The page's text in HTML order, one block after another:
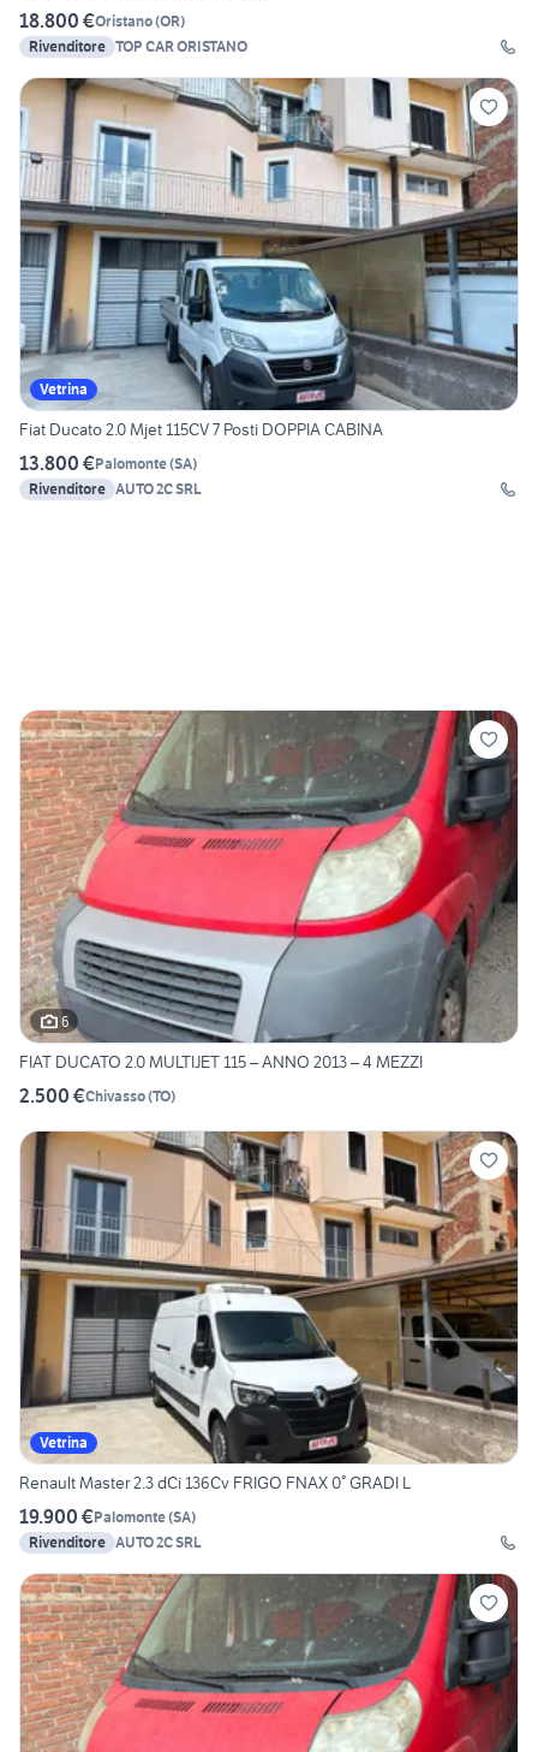
18.800 €Oristano(OR)
Rivenditore TOP CAR ORISTANO
Vetrina
Fiat Ducato 2.0 Mjet 115CV 7 Posti DOPPIA CABINA
13.800 €Palomonte(SA)
Rivenditore AUTO 2C SRL
6
FIAT DUCATO 2.0 MULTIJET 115 – ANNO 2013 – 4 MEZZI
2.500 €Chivasso(TO)
Vetrina
Renault Master 2.3 dCi 136Cv FRIGO FNAX 0° GRADI L
19.900 €Palomonte(SA)
Rivenditore AUTO 2C SRL